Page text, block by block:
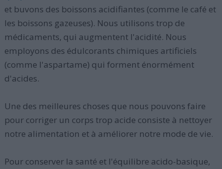
et buvons des boissons acidifiantes (comme le café et
les boissons gazeuses). Nous utilisons trop de
médicaments, qui augmentent l'acidité. Nous
employons des édulcorants chimiques artificiels
(comme l'aspartame) qui forment énormément
d'acides.
Une des meilleures choses que nous pouvons faire
pour corriger un corps trop acide consiste à nettoyer
notre alimentation et à améliorer notre mode de vie.
Pour conserver la santé et l'équilibre acido-basique,